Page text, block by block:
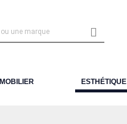

MOBILIER ESTHÉTIQUE